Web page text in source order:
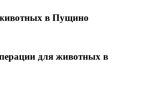
в Пущино
для животных в